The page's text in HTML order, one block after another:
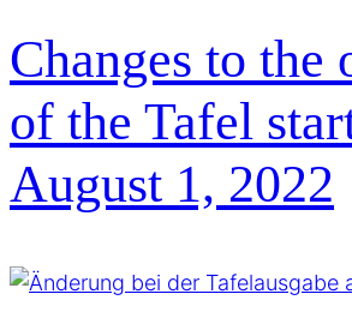
Changes to the
of the Tafel
August 1, 2022